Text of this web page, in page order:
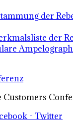
der
der
Customers
- Twitter